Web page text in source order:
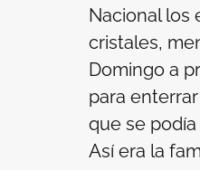
Nacional los
cristales,
Domingo a
para
que se
Así era la